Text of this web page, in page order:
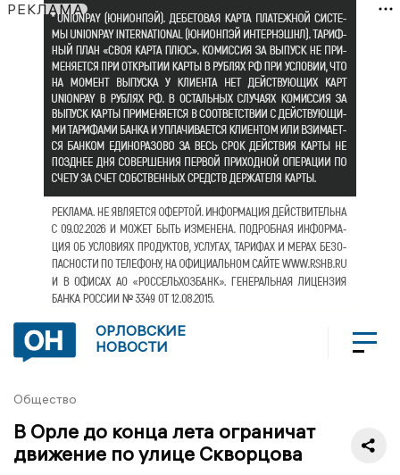
РЕКЛАМА
ОРЛОВСКИЕ
НОВОСТИ
Общество
В Орле до конца лета ограничат
движение по улице Скворцова